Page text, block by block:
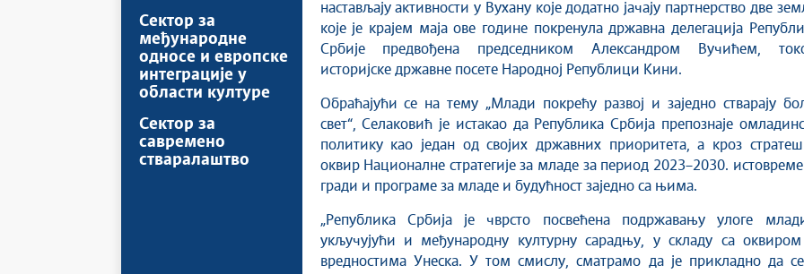
Сектор за
међународне
односе и европске
интеграције у
области културе
Сектор за
савремено
стваралаштво
настављају активности у Вухану које додатно јачају партнерство две
које је крајем маја ове године покренула државна делегација
Србије предвођена председником Александром Вучићем,
историјске државне посете Народној Републици Кини.
Обраћајући се на тему „Млади покрећу развој и заједно стварају
свет“, Селаковић је истакао да Република Србија препознаје
политику као један од својих државних приоритета, а кроз
оквир Националне стратегије за младе за период 2023–2030.
гради и програме за младе и будућност заједно са њима.
„Република Србија је чврсто посвећена подржавању улоге
укључујући и међународну културну сарадњу, у складу са
вредностима Унеска. У том смислу, сматрамо да је прикладно да